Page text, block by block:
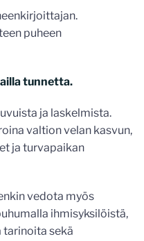
puheen
tunnetta.
ja laskelmista.
valtion velan kasvun,
ja turvapaikan
vedota myös
ihmisyksilöistä,
sekä